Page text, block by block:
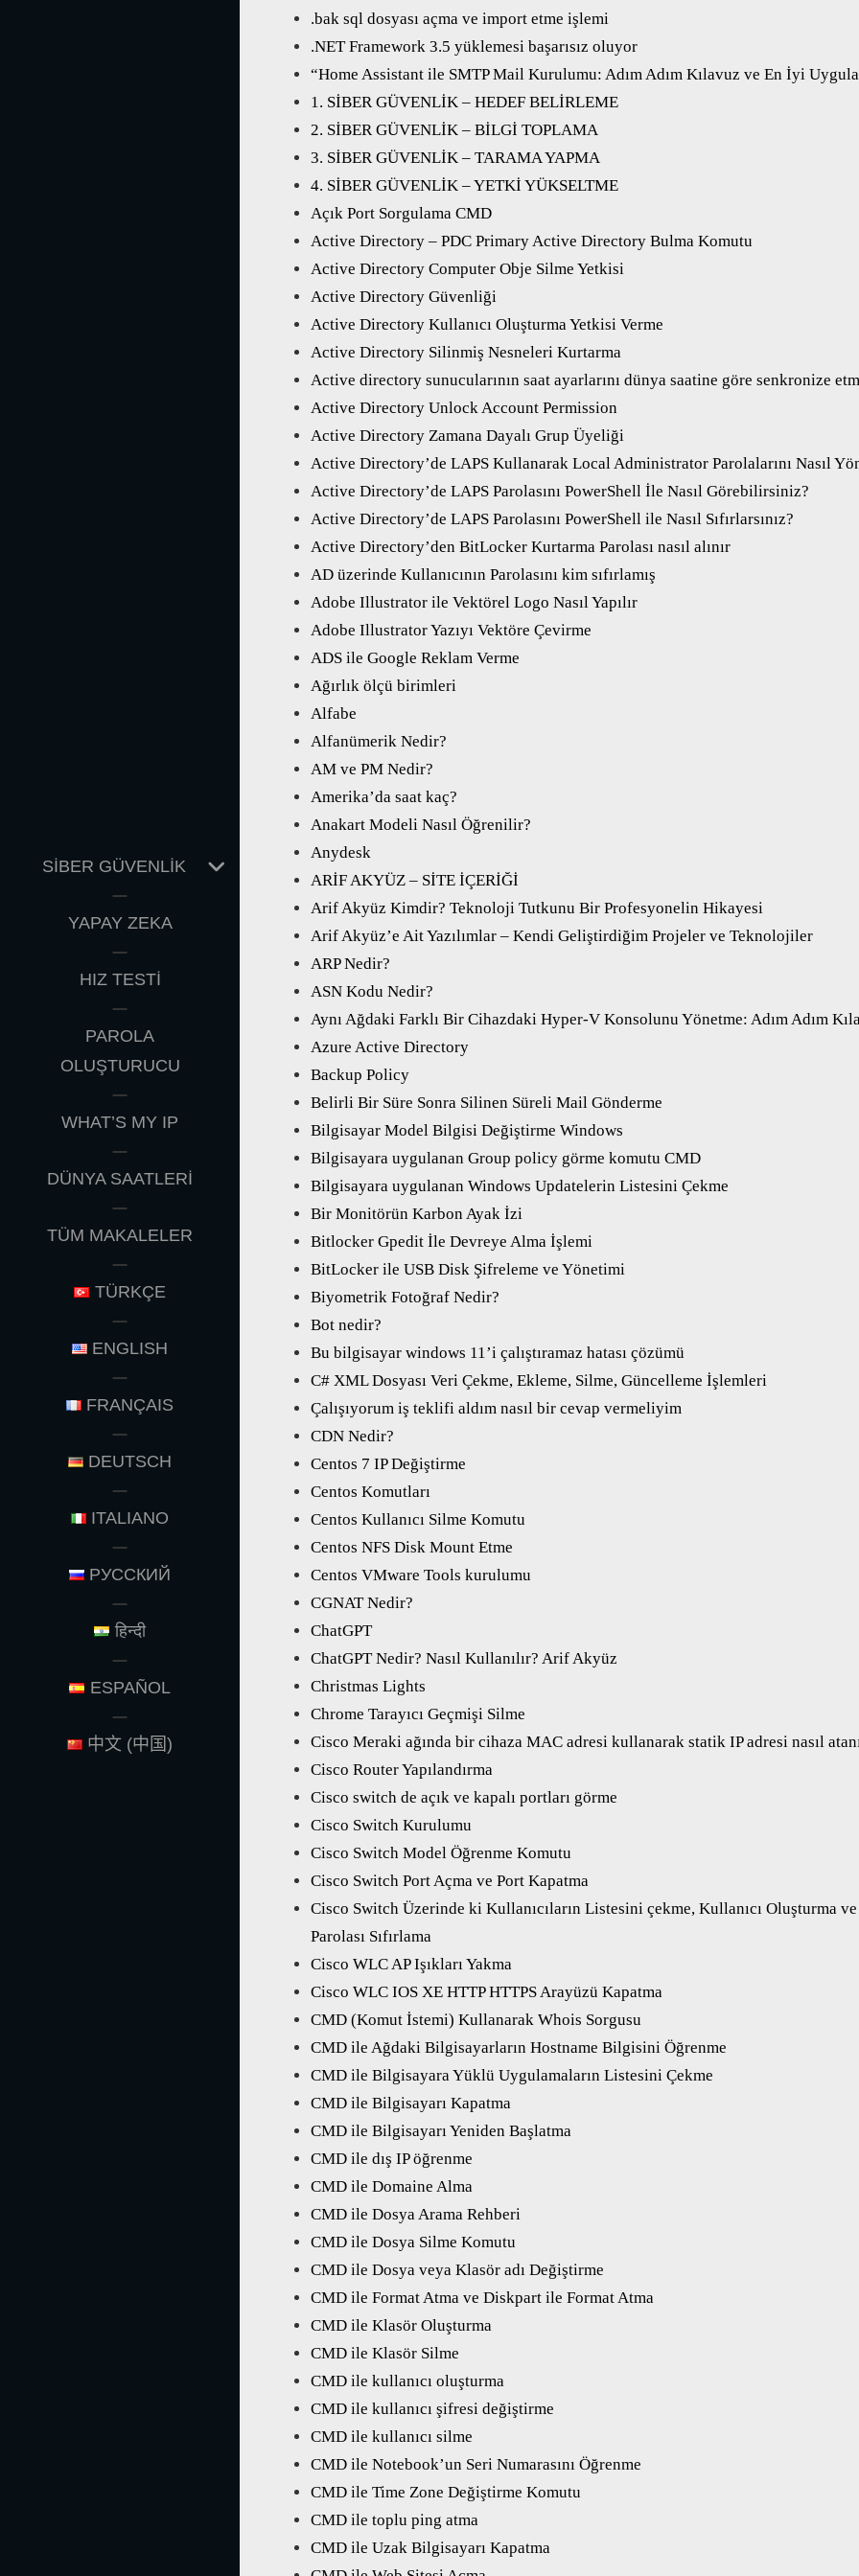
SİBER GÜVENLİK
EXPAND
YAPAY ZEKA
HIZ TESTİ
PAROLA
OLUŞTURUCU
WHAT’S MY IP
DÜNYA SAATLERİ
TÜM MAKALELER
TÜRKÇE
ENGLISH
FRANÇAIS
DEUTSCH
ITALIANO
РУССКИЙ
हिन्दी
ESPAÑOL
中文 (中国)
.bak sql dosyası açma ve import etme işlemi
.NET Framework 3.5 yüklemesi başarısız oluyor
“Home Assistant ile SMTP Mail Kurulumu: Adım Adım Kılavuz ve En İyi
1. SİBER GÜVENLİK – HEDEF BELİRLEME
2. SİBER GÜVENLİK – BİLGİ TOPLAMA
3. SİBER GÜVENLİK – TARAMA YAPMA
4. SİBER GÜVENLİK – YETKİ YÜKSELTME
Açık Port Sorgulama CMD
Active Directory – PDC Primary Active Directory Bulma Komutu
Active Directory Computer Obje Silme Yetkisi
Active Directory Güvenliği
Active Directory Kullanıcı Oluşturma Yetkisi Verme
Active Directory Silinmiş Nesneleri Kurtarma
Active directory sunucularının saat ayarlarını dünya saatine göre senkronize
Active Directory Unlock Account Permission
Active Directory Zamana Dayalı Grup Üyeliği
Active Directory’de LAPS Kullanarak Local Administrator Parolalarını Nasıl
Active Directory’de LAPS Parolasını PowerShell İle Nasıl Görebilirsiniz?
Active Directory’de LAPS Parolasını PowerShell ile Nasıl Sıfırlarsınız?
Active Directory’den BitLocker Kurtarma Parolası nasıl alınır
AD üzerinde Kullanıcının Parolasını kim sıfırlamış
Adobe Illustrator ile Vektörel Logo Nasıl Yapılır
Adobe Illustrator Yazıyı Vektöre Çevirme
ADS ile Google Reklam Verme
Ağırlık ölçü birimleri
Alfabe
Alfanümerik Nedir?
AM ve PM Nedir?
Amerika’da saat kaç?
Anakart Modeli Nasıl Öğrenilir?
Anydesk
ARİF AKYÜZ – SİTE İÇERİĞİ
Arif Akyüz Kimdir? Teknoloji Tutkunu Bir Profesyonelin Hikayesi
Arif Akyüz’e Ait Yazılımlar – Kendi Geliştirdiğim Projeler ve Teknolojiler
ARP Nedir?
ASN Kodu Nedir?
Aynı Ağdaki Farklı Bir Cihazdaki Hyper-V Konsolunu Yönetme: Adım Adım
Azure Active Directory
Backup Policy
Belirli Bir Süre Sonra Silinen Süreli Mail Gönderme
Bilgisayar Model Bilgisi Değiştirme Windows
Bilgisayara uygulanan Group policy görme komutu CMD
Bilgisayara uygulanan Windows Updatelerin Listesini Çekme
Bir Monitörün Karbon Ayak İzi
Bitlocker Gpedit İle Devreye Alma İşlemi
BitLocker ile USB Disk Şifreleme ve Yönetimi
Biyometrik Fotoğraf Nedir?
Bot nedir?
Bu bilgisayar windows 11’i çalıştıramaz hatası çözümü
C# XML Dosyası Veri Çekme, Ekleme, Silme, Güncelleme İşlemleri
Çalışıyorum iş teklifi aldım nasıl bir cevap vermeliyim
CDN Nedir?
Centos 7 IP Değiştirme
Centos Komutları
Centos Kullanıcı Silme Komutu
Centos NFS Disk Mount Etme
Centos VMware Tools kurulumu
CGNAT Nedir?
ChatGPT
ChatGPT Nedir? Nasıl Kullanılır? Arif Akyüz
Christmas Lights
Chrome Tarayıcı Geçmişi Silme
Cisco Meraki ağında bir cihaza MAC adresi kullanarak statik IP adresi nasıl
Cisco Router Yapılandırma
Cisco switch de açık ve kapalı portları görme
Cisco Switch Kurulumu
Cisco Switch Model Öğrenme Komutu
Cisco Switch Port Açma ve Port Kapatma
Cisco Switch Üzerinde ki Kullanıcıların Listesini çekme, Kullanıcı Oluşturma ve
Parolası Sıfırlama
Cisco WLC AP Işıkları Yakma
Cisco WLC IOS XE HTTP HTTPS Arayüzü Kapatma
CMD (Komut İstemi) Kullanarak Whois Sorgusu
CMD ile Ağdaki Bilgisayarların Hostname Bilgisini Öğrenme
CMD ile Bilgisayara Yüklü Uygulamaların Listesini Çekme
CMD ile Bilgisayarı Kapatma
CMD ile Bilgisayarı Yeniden Başlatma
CMD ile dış IP öğrenme
CMD ile Domaine Alma
CMD ile Dosya Arama Rehberi
CMD ile Dosya Silme Komutu
CMD ile Dosya veya Klasör adı Değiştirme
CMD ile Format Atma ve Diskpart ile Format Atma
CMD ile Klasör Oluşturma
CMD ile Klasör Silme
CMD ile kullanıcı oluşturma
CMD ile kullanıcı şifresi değiştirme
CMD ile kullanıcı silme
CMD ile Notebook’un Seri Numarasını Öğrenme
CMD ile Time Zone Değiştirme Komutu
CMD ile toplu ping atma
CMD ile Uzak Bilgisayarı Kapatma